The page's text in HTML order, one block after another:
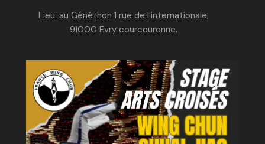
Lieu: au Généthon 1 rue de l’internationale,
91000 Evry courcouronne.